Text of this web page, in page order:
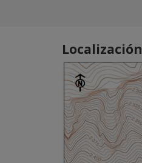
Localización